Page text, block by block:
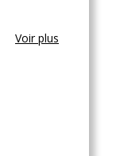
Voir plus